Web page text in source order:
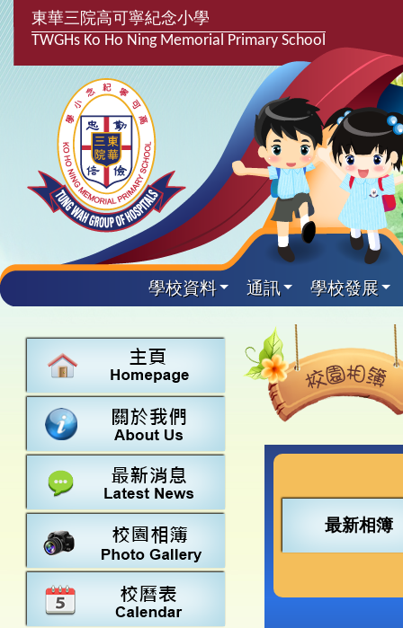
東華三院高可寧紀念小學
TWGHs Ko Ho Ning Memorial Primary School
學校資料 通訊 學校發展
關於
學校資料
校長的話
行政架構
學校設施
學校
最新消息
學校發
計劃,報告及
主要
中文
英文
常識
學生
學生支援組
言語能力提
興趣及
課後興趣班
校隊活動
學生得
25-26得獎
24-25得獎
22-23得獎
20-21得獎
校園
校園相簿
校園電台
學校附
家長教師會
校友會